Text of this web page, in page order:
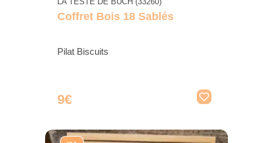
Coffret Bois 18 Sablés
Pilat Biscuits
9€